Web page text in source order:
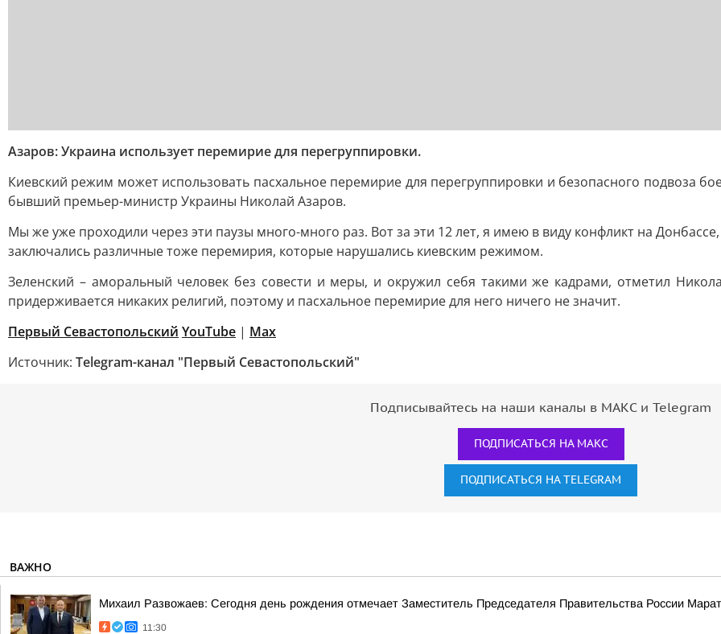
Азаров: Украина использует перемирие для перегруппировки.
Киевский режим может использовать пасхальное перемирие для перегруппировки и безопасного подвоза
бывший премьер-министр Украины Николай Азаров.
Мы же уже проходили через эти паузы много-много раз. Вот за эти 12 лет, я имею в виду конфликт на
заключались различные тоже перемирия, которые нарушались киевским режимом.
Зеленский – аморальный человек без совести и меры, и окружил себя такими же кадрами, отметил
придерживается никаких религий, поэтому и пасхальное перемирие для него ничего не значит.
Первый Севастопольский YouTube | Max
Источник: Telegram-канал "Первый Севастопольский"
Подписывайтесь на наши каналы в МАКС и Telegram
ПОДПИСАТЬСЯ НА МАКС
ПОДПИСАТЬСЯ НА TELEGRAM
ВАЖНО
Михаил Развожаев: Сегодня день рождения отмечает Заместитель Председателя Правительства России
11:30